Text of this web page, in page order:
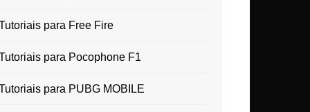
para Free Fire
para Pocophone F1
para PUBG MOBILE